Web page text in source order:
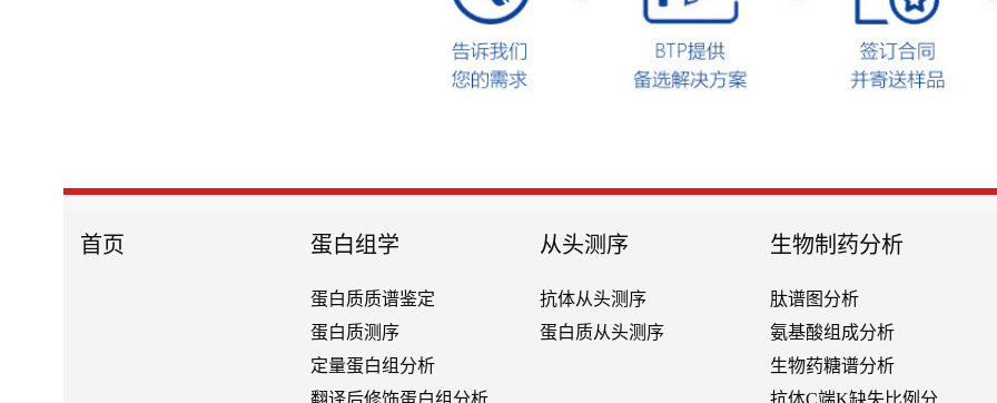
首页 蛋白组学
蛋白质质谱鉴定
蛋白质测序
定量蛋白组分析
从头测序
抗体从头测序
蛋白质从头测序
生物制药分析
肽谱图分析
氨基酸组成分析
生物药糖谱分析